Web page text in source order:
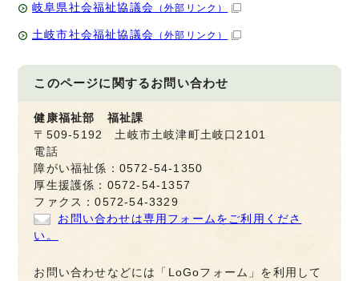
岐阜県社会福祉協議会 （外部リンク）
土岐市社会福祉協議会 （外部リンク）
このページに関するお問い合わせ
健康福祉部 福祉課
〒509-5192 土岐市土岐津町土岐口2101
電話
障がい福祉係：0572-54-1350
厚生援護係：0572-54-1357
ファクス：0572-54-3329
お問い合わせは専用フォームをご利用くださ
い。
お問い合わせなどには「LoGoフォーム」を利用して